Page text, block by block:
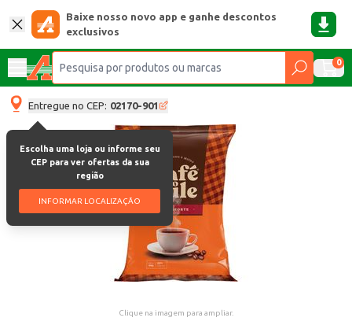
Baixe nosso novo app e ganhe descontos
exclusivos
0
Entregue no CEP: 02170-901
Escolha uma loja ou informe seu
CEP para ver ofertas da sua
região
INFORMAR LOCALIZAÇÃO
Clique na imagem para ampliar.